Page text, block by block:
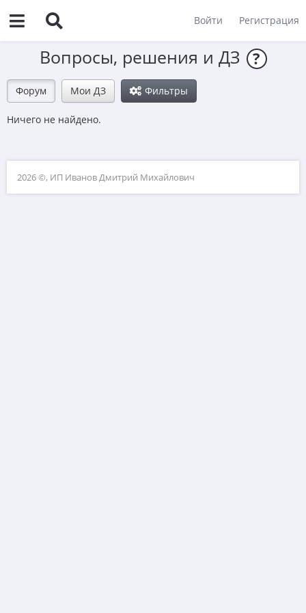
Войти Регистрация
Вопросы, решения и ДЗ ?
Форум Мои ДЗ Фильтры
Ничего не найдено.
2026 ©, ИП Иванов Дмитрий Михайлович